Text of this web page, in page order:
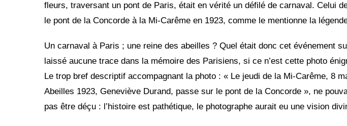
fleurs, traversant un pont de Paris, était en vérité un défilé de carnaval. Celui
le pont de la Concorde à la Mi-Carême en 1923, comme le mentionne la
Un carnaval à Paris ; une reine des abeilles ? Quel était donc cet événement
laissé aucune trace dans la mémoire des Parisiens, si ce n’est cette photo
Le trop bref descriptif accompagnant la photo : « Le jeudi de la Mi-Carême, 8
Abeilles 1923, Geneviève Durand, passe sur le pont de la Concorde », ne
pas être déçu : l’histoire est pathétique, le photographe aurait eu une vision